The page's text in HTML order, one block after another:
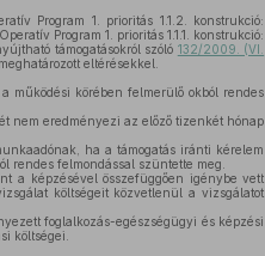
Program 1. prioritás 1.1.2. konstrukció:
Program 1. prioritás 1.1.1. konstrukció:
támogatásokról szóló 132/2009. (VI.
meghatározott eltérésekkel.
működési körében felmerülő okból rendes
nem eredményezi az előző tizenkét hónap
ha a támogatás iránti kérelem
rendes felmondással szüntette meg.
a képzésével összefüggően igénybe vett
költségeit közvetlenül a vizsgálatot
foglalkozás-egészségügyi és képzési
költségei.